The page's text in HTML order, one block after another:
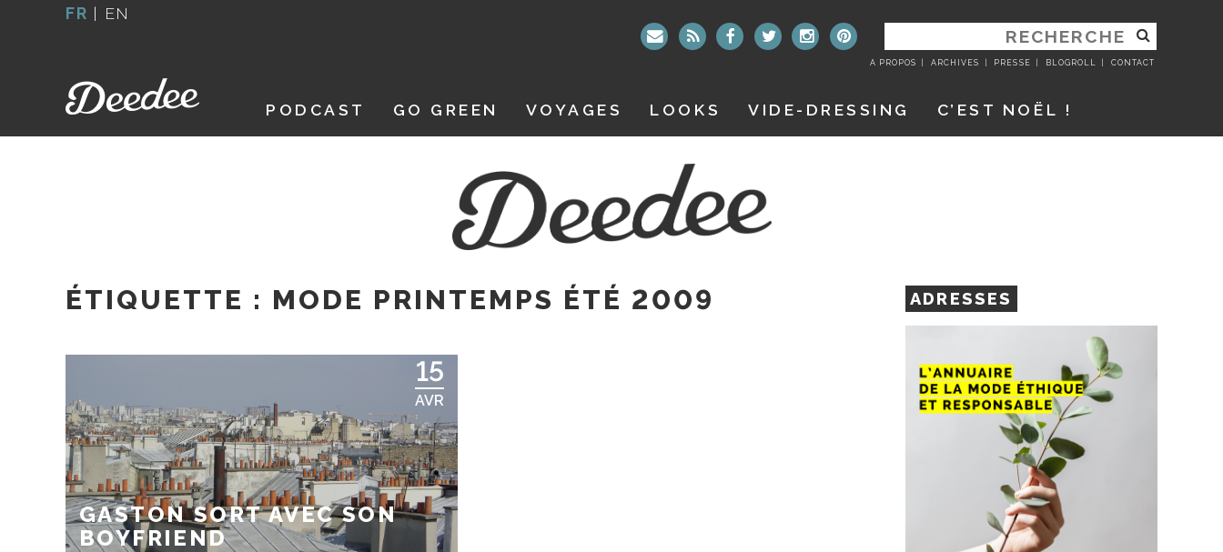
FR | EN
RECHERCHER
:
A PROPOS ARCHIVES PRESSE BLOGROLL CONTACT
PODCAST GO GREEN VOYAGES LOOKS VIDE-DRESSING C’EST NOËL !
ÉTIQUETTE : MODE PRINTEMPS ÉTÉ 2009
15
AVR
GASTON SORT AVEC SON
BOYFRIEND
ADRESSES